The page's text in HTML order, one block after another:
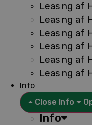
Leasing af
Leasing af
Leasing af
Leasing af
Leasing af
Leasing af
Info
Close Info
Info